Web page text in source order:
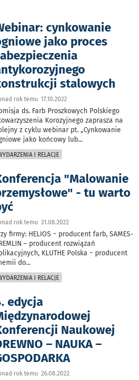
cynkowanie
jako proces
stalowych
rok temu 17.10.2022
ds. Farb Proszkowych Polskiego
Korozyjnego zaprasza na
z cyklu webinar pt. „Cynkowanie
jako końcowy lub...
I RELACJE
"Malowanie
- tu warto
rok temu 31.08.2022
firmy: HELIOS − producent farb, SAMES-
– producent rozwiązań
KLUTHE Polska − producent
do...
I RELACJE
edycja
Naukowej
– NAUKA –
rok temu 26.08.2022